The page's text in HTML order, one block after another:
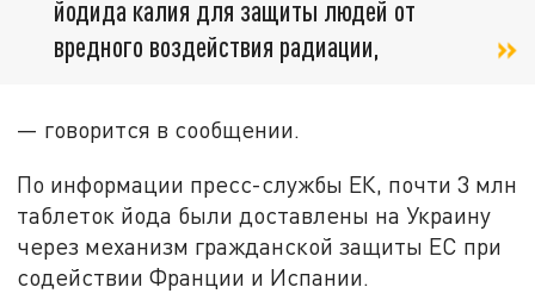
йодида калия для защиты людей от
вредного воздействия радиации,
— говорится в сообщении.
По информации пресс-службы ЕК, почти 3 млн
таблеток йода были доставлены на Украину
через механизм гражданской защиты ЕС при
содействии Франции и Испании.